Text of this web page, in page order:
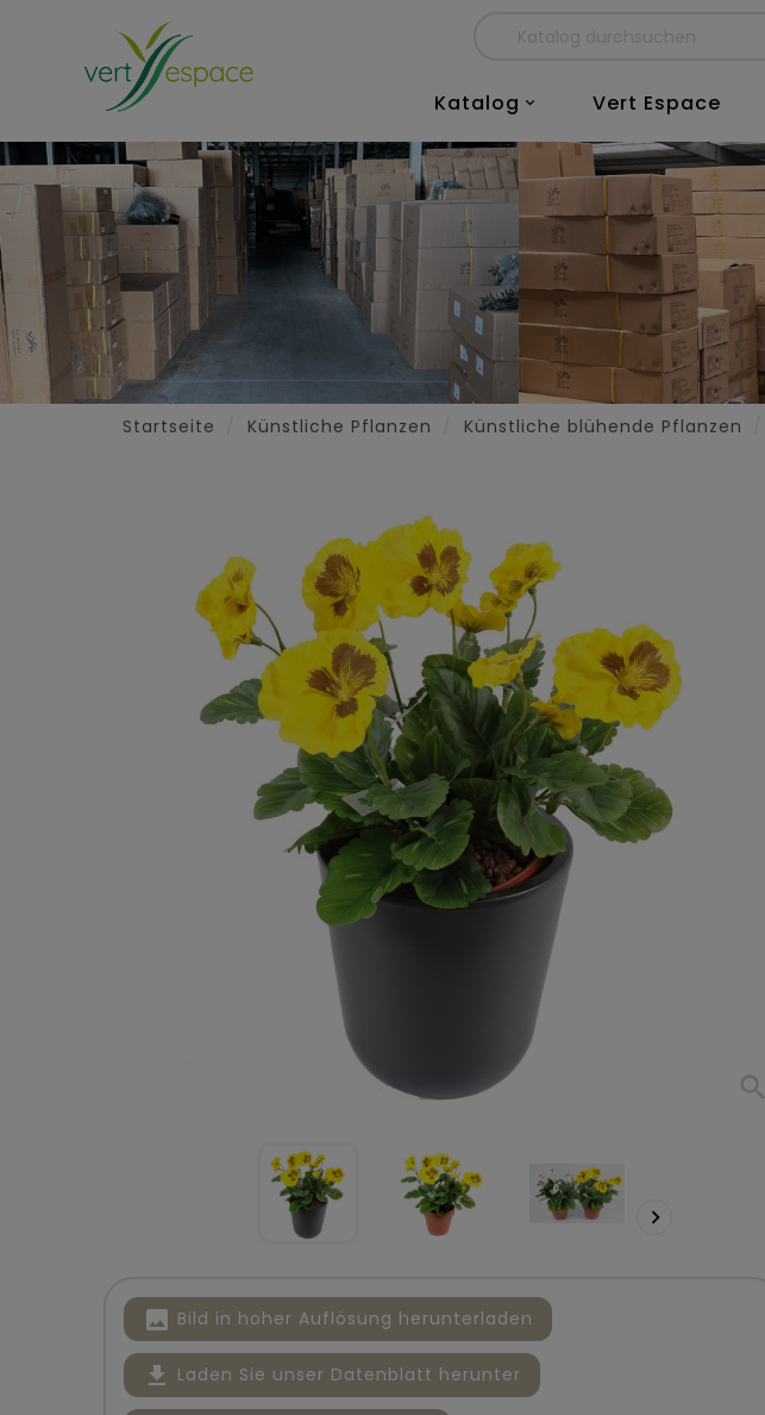

Katalog Vert Espace
Startseite Künstliche Pflanzen Künstliche blühende Pflanzen
search

image Bild in hoher Auflösung herunterladen
file_download Laden Sie unser Datenblatt herunter